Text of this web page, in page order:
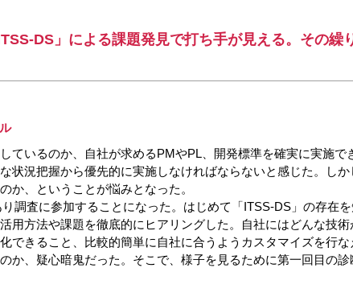
DS」による課題発見で打ち手が見える。その繰
いるのか、自社が求めるPMやPL、開発標準を確実に実施で
状況把握から優先的に実施しなければならないと感じた。しか
か、ということが悩みとなった。
調査に参加することになった。はじめて「ITSS-DS」の存在
用方法や課題を徹底的にヒアリングした。自社にはどんな技
できること、比較的簡単に自社に合うようカスタマイズを行
、疑心暗鬼だった。そこで、様子を見るために第一回目の診